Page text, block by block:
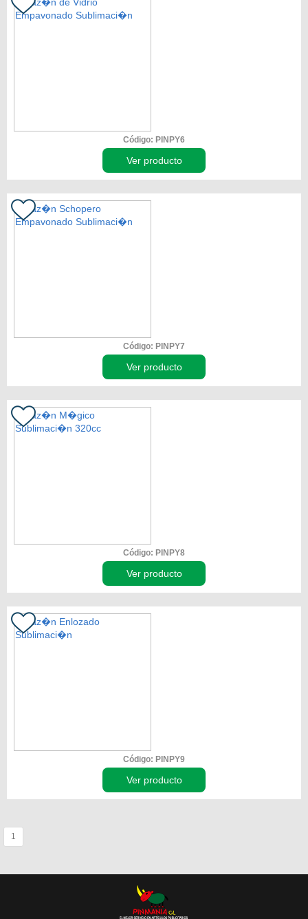
Código: PINPY6
Ver producto
Código: PINPY7
Ver producto
Código: PINPY8
Ver producto
Código: PINPY9
Ver producto
1